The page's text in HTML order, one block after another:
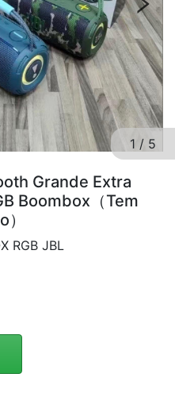
1 / 5
Grande Extra
Boombox（Tem
RGB JBL